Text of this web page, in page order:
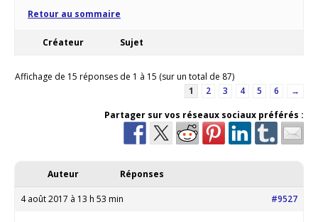
Retour au sommaire
Créateur Sujet
Affichage de 15 réponses de 1 à 15 (sur un total de 87)
1
2 3 4 5 6
→
Partager sur vos réseaux sociaux préférés :
Auteur Réponses
4 août 2017 à 13 h 53 min #9527